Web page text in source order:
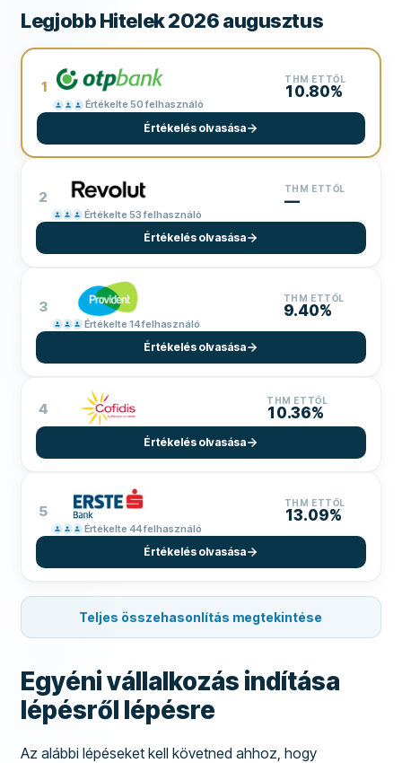
Legjobb Hitelek 2026 augusztus
1
Értékelte 50 felhasználó
THM ETTŐL
10.80%
Értékelés olvasása
2
Értékelte 53 felhasználó
THM ETTŐL
—
Értékelés olvasása
3
Értékelte 14 felhasználó
THM ETTŐL
9.40%
Értékelés olvasása
4 THM ETTŐL
10.36%
Értékelés olvasása
5
Értékelte 44 felhasználó
THM ETTŐL
13.09%
Értékelés olvasása
Teljes összehasonlítás megtekintése
Egyéni vállalkozás indítása
lépésről lépésre
Az alábbi lépéseket kell követned ahhoz, hogy